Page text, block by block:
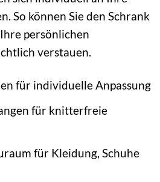
So können Sie den Schrank
persönlichen
verstauen.
für individuelle Anpassung
für knitterfreie
für Kleidung, Schuhe